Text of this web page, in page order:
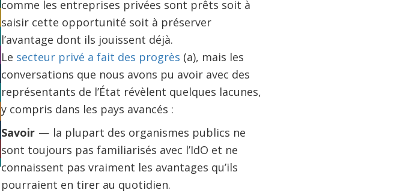
comme les entreprises privées sont prêts soit à
saisir cette opportunité soit à préserver
l’avantage dont ils jouissent déjà.
Le secteur privé a fait des progrès (a), mais les
conversations que nous avons pu avoir avec des
représentants de l’État révèlent quelques lacunes,
y compris dans les pays avancés :
Savoir — la plupart des organismes publics ne
sont toujours pas familiarisés avec l’IdO et ne
connaissent pas vraiment les avantages qu’ils
pourraient en tirer au quotidien.